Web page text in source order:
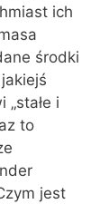
ich
środki
i
to
jest